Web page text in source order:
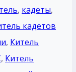
, кадеты,
кадетов
, Китель
, Китель